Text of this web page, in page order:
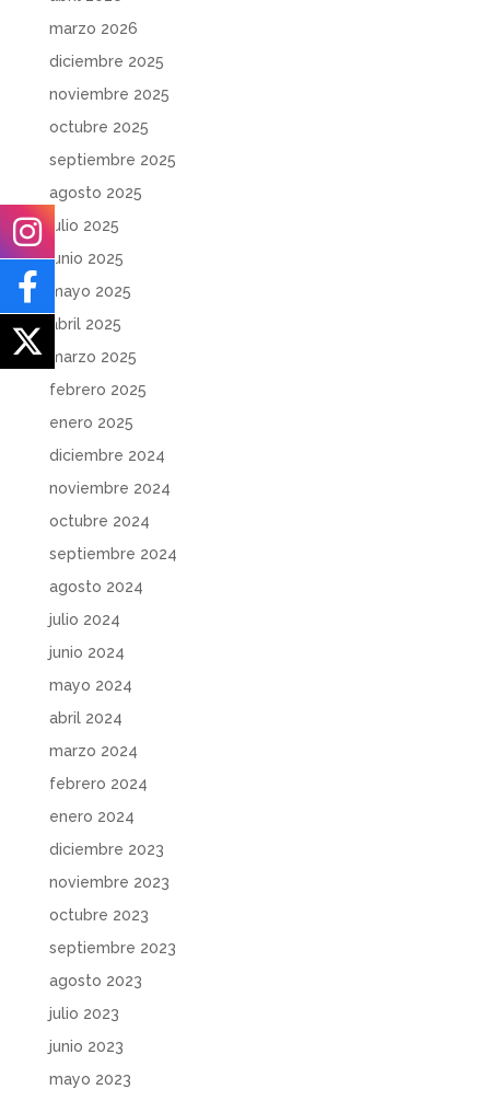
marzo 2026
diciembre 2025
noviembre 2025
octubre 2025
septiembre 2025
agosto 2025
julio 2025
junio 2025
mayo 2025
abril 2025
marzo 2025
febrero 2025
enero 2025
diciembre 2024
noviembre 2024
octubre 2024
septiembre 2024
agosto 2024
julio 2024
junio 2024
mayo 2024
abril 2024
marzo 2024
febrero 2024
enero 2024
diciembre 2023
noviembre 2023
octubre 2023
septiembre 2023
agosto 2023
julio 2023
junio 2023
mayo 2023